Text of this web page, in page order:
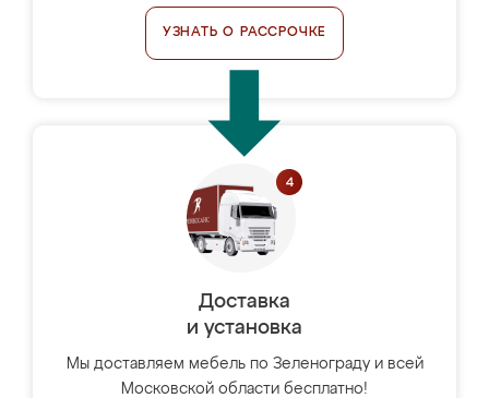
УЗНАТЬ О РАССРОЧКЕ
Доставка
и установка
Мы доставляем мебель по Зеленограду и всей
Московской области бесплатно!